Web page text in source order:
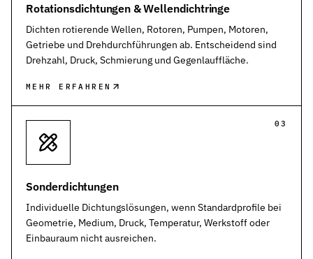
Rotationsdichtungen & Wellendichtringe
Dichten rotierende Wellen, Rotoren, Pumpen, Motoren,
Getriebe und Drehdurchführungen ab. Entscheidend sind
Drehzahl, Druck, Schmierung und Gegenlauffläche.
MEHR ERFAHREN
03
Sonderdichtungen
Individuelle Dichtungslösungen, wenn Standardprofile bei
Geometrie, Medium, Druck, Temperatur, Werkstoff oder
Einbauraum nicht ausreichen.